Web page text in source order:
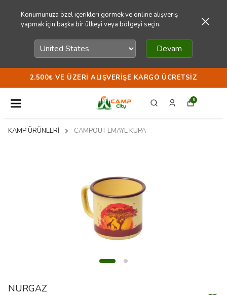
Konumunuza özel içerikleri görmek ve online alışveriş
yapmak için başka bir ülkeyi veya bölgeyi seçin.
Devam
2.500₺ VE ÜZERI ALIŞVERIŞE KARGO ÜCRETSIZ
0
KAMP ÜRÜNLERİ CAMPOUT EMAYE KUPA
NURGAZ